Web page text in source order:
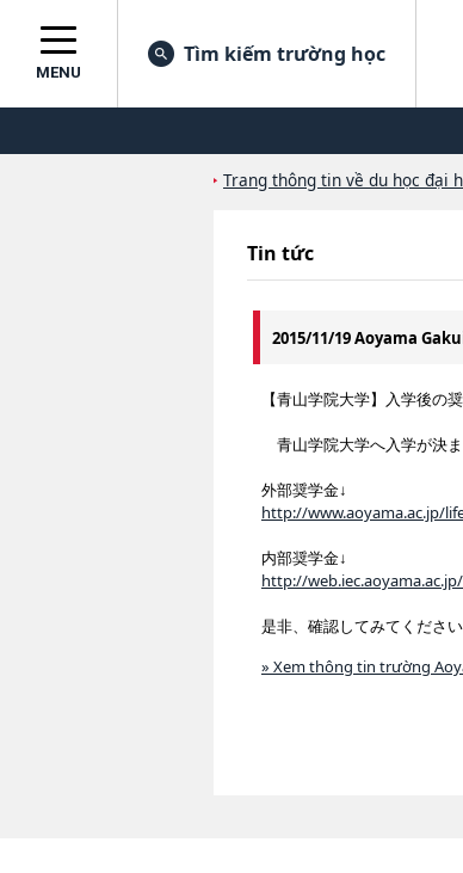
MENU
Tìm kiếm trường học
Trang thông tin về du học đại
Tin tức
2015/11/19 Aoyama
【青山学院大学】入学後の
青山学院大学へ入学が決
外部奨学金↓
http://www.aoyama.ac.jp/
内部奨学金↓
http://
是非、確認してみてください
» Xem thông tin trường